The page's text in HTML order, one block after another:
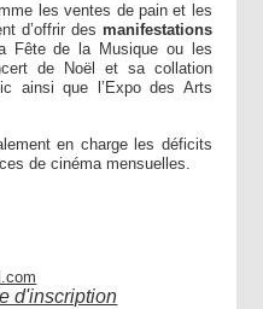
les ventes de pain et les
d’offrir des manifestations
Fête de la Musique ou les
de Noël et sa collation
ainsi que l’Expo des Arts
en charge les déficits
de cinéma mensuelles.
d'inscription